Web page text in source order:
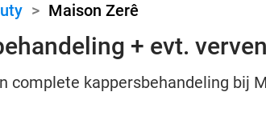
> Maison Zerê
+ evt. verven
complete kappersbehandeling bij